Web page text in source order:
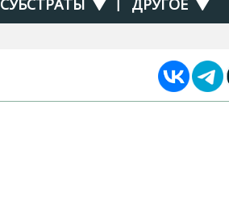
СУБСТРАТЫ ДРУГОЕ